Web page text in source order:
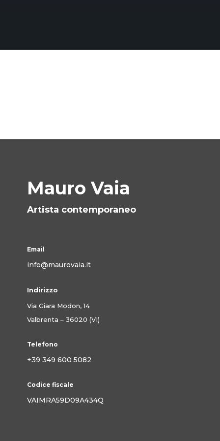
Mauro Vaia
Artista contemporaneo
Email
info@maurovaia.it
Indirizzo
Via Giara Modon, 14
Valbrenta – 36020 (VI)
Telefono
+39 349 600 5082
Codice fiscale
VAIMRA59D09A434Q